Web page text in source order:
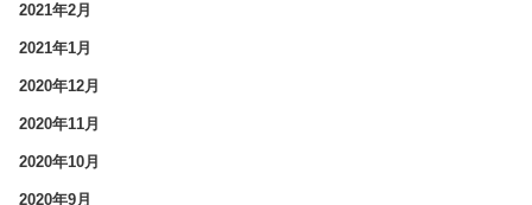
2021年2月
2021年1月
2020年12月
2020年11月
2020年10月
2020年9月